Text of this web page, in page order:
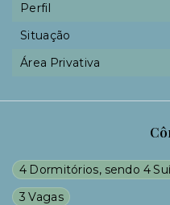
4 Dormitórios, sendo 4
3 Vagas
Perfil
Situação
Área Privativa